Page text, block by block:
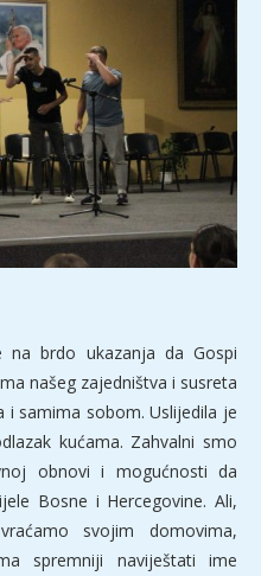
brdo ukazanja da Gospi
našeg zajedništva i susreta
i samima sobom. Uslijedila je
kućama. Zahvalni smo
obnovi i mogućnosti da
Bosne i Hercegovine. Ali,
svojim domovima,
spremniji naviještati ime